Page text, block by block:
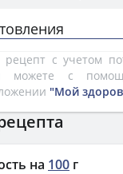
рецепт с учетом
можете с
"Мой
на 100 г